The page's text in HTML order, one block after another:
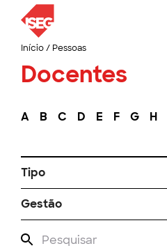
Início/ Pessoas
Docentes
A B C D E F G H
Tipo
Gestão